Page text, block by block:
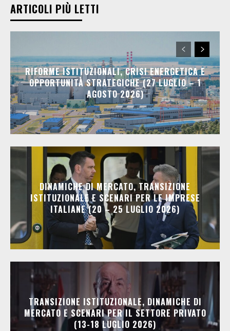
ARTICOLI PIÙ LETTI
RIFORME ISTITUZIONALI, CRISI ENERGETICA E
OPPORTUNITÀ STRATEGICHE (27 LUGLIO – 1
AGOSTO 2026)
DINAMICHE DI MERCATO, TRANSIZIONE
ISTITUZIONALE E SCENARI PER LE IMPRESE
ITALIANE (20 – 25 LUGLIO 2026)
TRANSIZIONE ISTITUZIONALE, DINAMICHE DI
MERCATO E SCENARI PER IL SETTORE PRIVATO
(13-18 LUGLIO 2026)